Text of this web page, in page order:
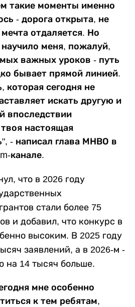
такие моменты именно
- дорога открыта, не
отдаляется. Но
меня, пожалуй,
важных уроков - путь
бывает прямой линией.
которая сегодня не
искать другую и
впоследствии
настоящая
- написал глава МНВО в
канале.
что в 2026 году
стали более 75
и добавил, что конкурс в
высоким. В 2025 году
заявлений, а в 2026-м -
на 14 тысяч больше.
мне особенно
к тем ребятам,